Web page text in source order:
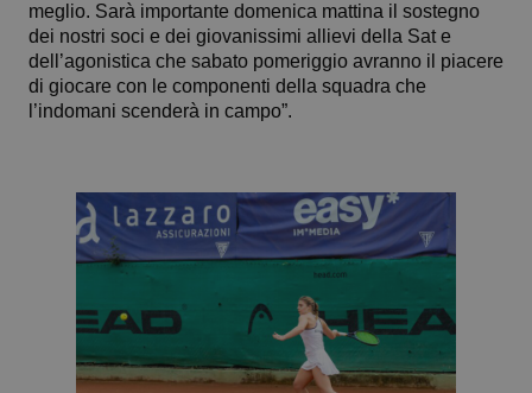
meglio. Sarà importante domenica mattina il sostegno
dei nostri soci e dei giovanissimi allievi della Sat e
dell’agonistica che sabato pomeriggio avranno il piacere
di giocare con le componenti della squadra che
l’indomani scenderà in campo”.